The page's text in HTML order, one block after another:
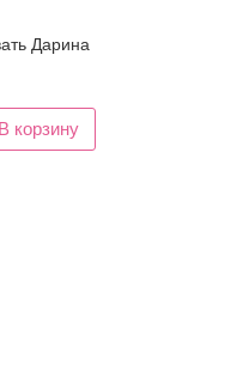
Дарина
В корзину